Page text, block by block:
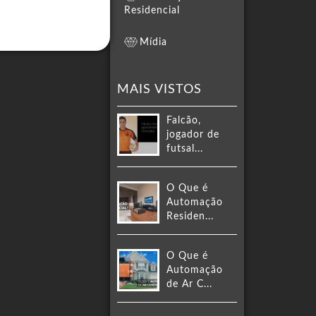
Residencial
Mídia
MAIS VISTOS
Falcão,
jogador de
futsal...
O Que é
Automação
Residen...
O Que é
Automação
de Ar C...